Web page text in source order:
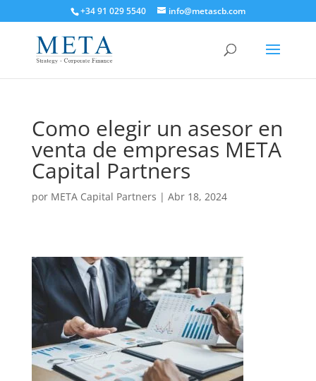
+34 91 029 5540 info@metascb.com
Como elegir un asesor en
venta de empresas META
Capital Partners
por META Capital Partners | Abr 18, 2024